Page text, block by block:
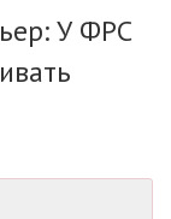
У ФРС